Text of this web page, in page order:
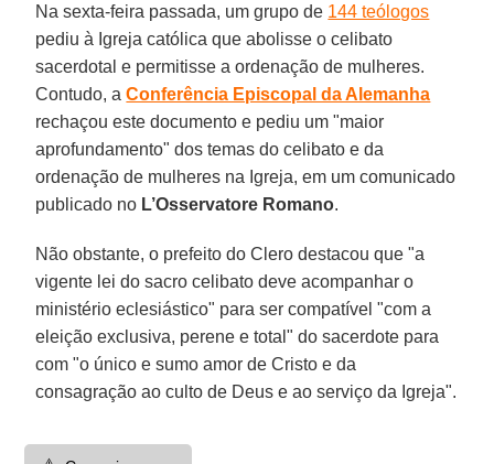
Na sexta-feira passada, um grupo de 144 teólogos
pediu à Igreja católica que abolisse o celibato
sacerdotal e permitisse a ordenação de mulheres.
Contudo, aConferência Episcopal da Alemanha
rechaçou este documento e pediu um "maior
aprofundamento" dos temas do celibato e da
ordenação de mulheres na Igreja, em um comunicado
publicado no L’Osservatore Romano.
Não obstante, o prefeito do Clero destacou que "a
vigente lei do sacro celibato deve acompanhar o
ministério eclesiástico" para ser compatível "com a
eleição exclusiva, perene e total" do sacerdote para
com "o único e sumo amor de Cristo e da
consagração ao culto de Deus e ao serviço da Igreja".